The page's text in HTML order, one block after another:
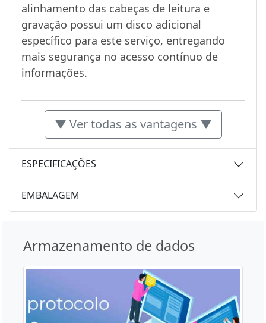
alinhamento das cabeças de leitura e
gravação possui um disco adicional
específico para este serviço, entregando
mais segurança no acesso contínuo de
informações.
▼ Ver todas as vantagens ▼
ESPECIFICAÇÕES
EMBALAGEM
Armazenamento de dados